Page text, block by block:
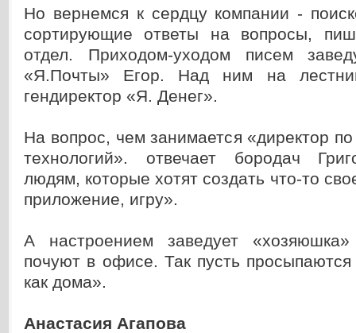
Но вернемся к сердцу компании -
сортирующие ответы на вопросы,
отдел. Приходом-уходом писем
«Я.Почты» Егор. Над ним на
гендиректор «Я. Денег».
На вопрос, чем занимается «директор
технологий». отвечает бородач
людям, которые хотят создать что-то
приложение, игру».
А настроением заведует
почуют в офисе. Так пусть
как дома».
Анастасия Агапова